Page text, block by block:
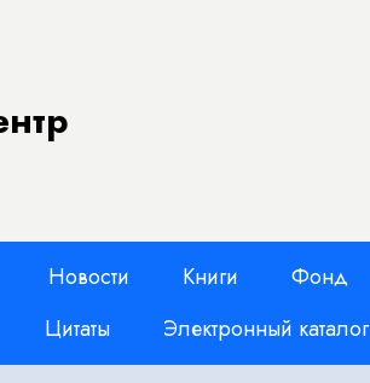
Новости Книги Фонд
Цитаты Электронный каталог